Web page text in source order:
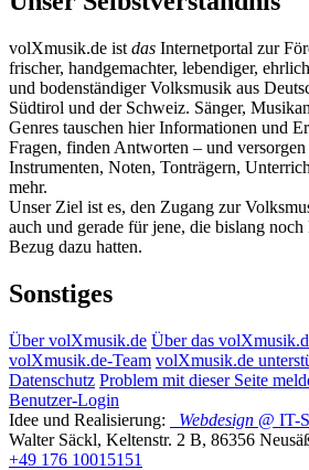
volXmusik.de ist das Internetportal zur
frischer, handgemachter, lebendiger,
und bodenständiger Volksmusik aus
Südtirol und der Schweiz. Sänger,
Genres tauschen hier Informationen und
Fragen, finden Antworten – und
Instrumenten, Noten, Tonträgern,
mehr.
Unser Ziel ist es, den Zugang zur
auch und gerade für jene, die bislang
Bezug dazu hatten.
Sonstiges
Über volXmusik.de Über das
volXmusik.de-Team volXmusik.de
Datenschutz Problem mit dieser Seite
Benutzer-Login
Idee und Realisierung:
Webdesign @ IT-
Walter Säckl, Keltenstr. 2 B, 86356
+49 176 10015151